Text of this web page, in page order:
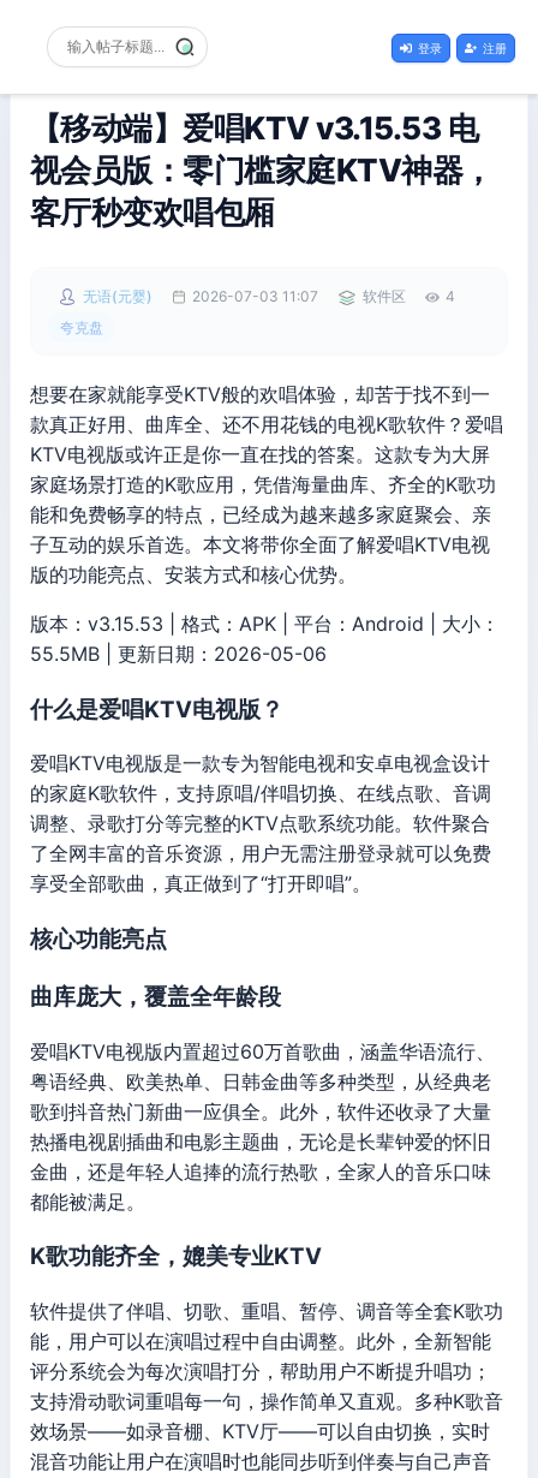
登录 注册
【移动端】爱唱KTV v3.15.53 电
视会员版：零门槛家庭KTV神器，
客厅秒变欢唱包厢
无语(元婴) 2026-07-03 11:07 软件区
4
夸克盘
想要在家就能享受KTV般的欢唱体验，却苦于找不到一
款真正好用、曲库全、还不用花钱的电视K歌软件？爱唱
KTV电视版或许正是你一直在找的答案。这款专为大屏
家庭场景打造的K歌应用，凭借海量曲库、齐全的K歌功
能和免费畅享的特点，已经成为越来越多家庭聚会、亲
子互动的娱乐首选。本文将带你全面了解爱唱KTV电视
版的功能亮点、安装方式和核心优势。
版本：v3.15.53 | 格式：APK | 平台：Android | 大小：
55.5MB | 更新日期：2026-05-06
什么是爱唱KTV电视版？
爱唱KTV电视版是一款专为智能电视和安卓电视盒设计
的家庭K歌软件，支持原唱/伴唱切换、在线点歌、音调
调整、录歌打分等完整的KTV点歌系统功能。软件聚合
了全网丰富的音乐资源，用户无需注册登录就可以免费
享受全部歌曲，真正做到了“打开即唱”。
核心功能亮点
曲库庞大，覆盖全年龄段
爱唱KTV电视版内置超过60万首歌曲，涵盖华语流行、
粤语经典、欧美热单、日韩金曲等多种类型，从经典老
歌到抖音热门新曲一应俱全。此外，软件还收录了大量
热播电视剧插曲和电影主题曲，无论是长辈钟爱的怀旧
金曲，还是年轻人追捧的流行热歌，全家人的音乐口味
都能被满足。
K歌功能齐全，媲美专业KTV
软件提供了伴唱、切歌、重唱、暂停、调音等全套K歌功
能，用户可以在演唱过程中自由调整。此外，全新智能
评分系统会为每次演唱打分，帮助用户不断提升唱功；
支持滑动歌词重唱每一句，操作简单又直观。多种K歌音
效场景——如录音棚、KTV厅——可以自由切换，实时
混音功能让用户在演唱时也能同步听到伴奏与自己声音